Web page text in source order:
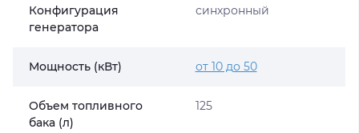
Конфигурация
генератора
синхронный
Мощность (кВт) от 10 до 50
Объем топливного
бака (л)
125